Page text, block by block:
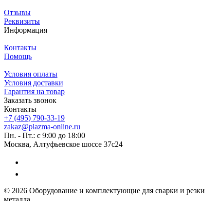
Отзывы
Реквизиты
Информация
Контакты
Помощь
Условия оплаты
Условия доставки
Гарантия на товар
Заказать звонок
Контакты
+7 (495) 790-33-19
zakaz@plazma-online.ru
Пн. - Пт.: с 9:00 до 18:00
Москва, Алтуфьевское шоссе 37с24
© 2026 Оборудование и комплектующие для сварки и резки